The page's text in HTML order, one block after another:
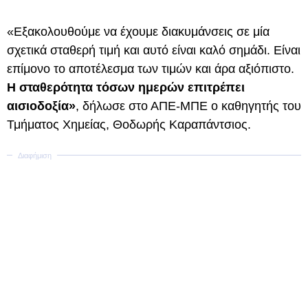
«Εξακολουθούμε να έχουμε διακυμάνσεις σε μία
σχετικά σταθερή τιμή και αυτό είναι καλό σημάδι. Είναι
επίμονο το αποτέλεσμα των τιμών και άρα αξιόπιστο.
Η σταθερότητα τόσων ημερών επιτρέπει
αισιοδοξία», δήλωσε στο ΑΠΕ-ΜΠΕ ο καθηγητής του
Τμήματος Χημείας, Θοδωρής Καραπάντσιος.